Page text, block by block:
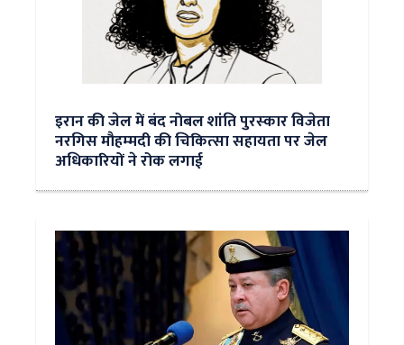
इरान की जेल में बंद नोबल शांति पुरस्‍कार विजेता
नरगिस मौहम्‍मदी की चिकित्‍सा सहायता पर जेल
अधिकारियों ने रोक लगाई